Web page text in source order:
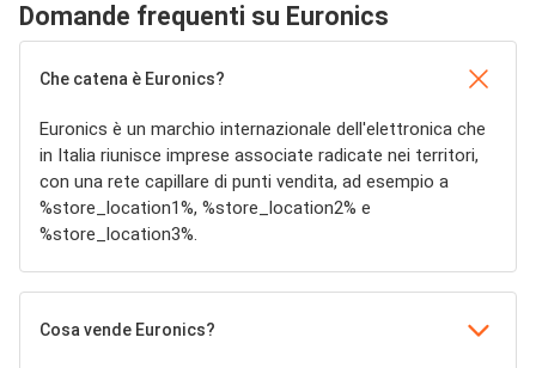
Domande frequenti su Euronics
Che catena è Euronics?
Euronics è un marchio internazionale dell'elettronica che
in Italia riunisce imprese associate radicate nei territori,
con una rete capillare di punti vendita, ad esempio a
%store_location1%, %store_location2% e
%store_location3%.
Cosa vende Euronics?